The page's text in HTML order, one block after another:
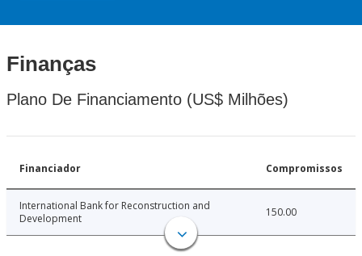
Finanças
Plano De Financiamento (US$ Milhões)
Financiador Compromissos
International Bank for Reconstruction and
Development
150.00